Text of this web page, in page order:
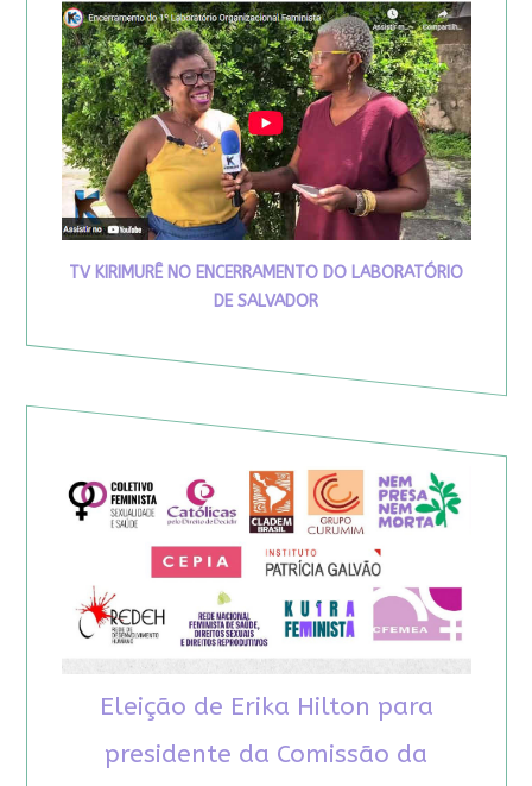
TV KIRIMURÊ NO ENCERRAMENTO DO LABORATÓRIO
DE SALVADOR
Eleição de Erika Hilton para
presidente da Comissão da